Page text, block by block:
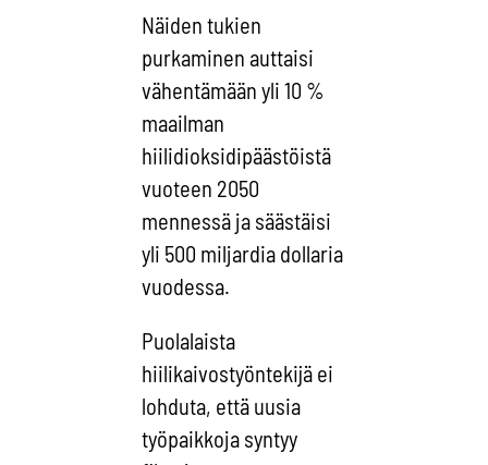
Näiden tukien
purkaminen auttaisi
vähentämään yli 10 %
maailman
hiilidioksidipäästöistä
vuoteen 2050
mennessä ja säästäisi
yli 500 miljardia dollaria
vuodessa.
Puolalaista
hiilikaivostyöntekijä ei
lohduta, että uusia
työpaikkoja syntyy